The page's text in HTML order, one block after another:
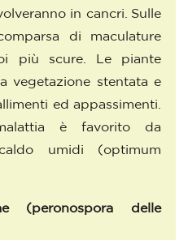
in cancri. Sulle
di maculature
più scure. Le piante
vegetazione stentata e
ed appassimenti.
è favorito da
umidi (optimum
(peronospora delle